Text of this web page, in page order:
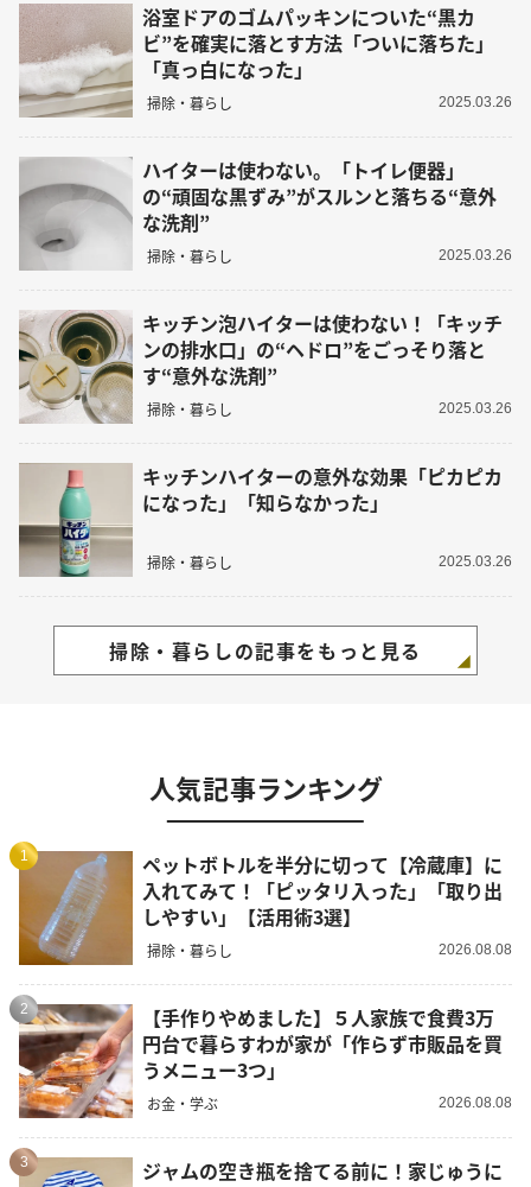
浴室ドアのゴムパッキンについた“黒カ
ビ”を確実に落とす方法「ついに落ちた」
「真っ白になった」
掃除・暮らし 2025.03.26
ハイターは使わない。「トイレ便器」
の“頑固な黒ずみ”がスルンと落ちる“意外
な洗剤”
掃除・暮らし 2025.03.26
キッチン泡ハイターは使わない！「キッチ
ンの排水口」の“ヘドロ”をごっそり落と
す“意外な洗剤”
掃除・暮らし 2025.03.26
キッチンハイターの意外な効果「ピカピカ
になった」「知らなかった」
掃除・暮らし 2025.03.26
掃除・暮らしの記事をもっと見る
人気記事ランキング
1
ペットボトルを半分に切って【冷蔵庫】に
入れてみて！「ピッタリ入った」「取り出
しやすい」【活用術3選】
掃除・暮らし 2026.08.08
2
【手作りやめました】５人家族で食費3万
円台で暮らすわが家が「作らず市販品を買
うメニュー3つ」
お金・学ぶ 2026.08.08
3
ジャムの空き瓶を捨てる前に！家じゅうに